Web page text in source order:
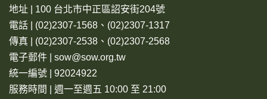
地址 | 100 台北市中正區詔安街204號
電話 | (02)2307-1568、(02)2307-1317
傳真 | (02)2307-2538、(02)2307-2568
電子郵件 | sow@sow.org.tw
統一編號 | 92024922
服務時間 | 週一至週五 10:00 至 21:00